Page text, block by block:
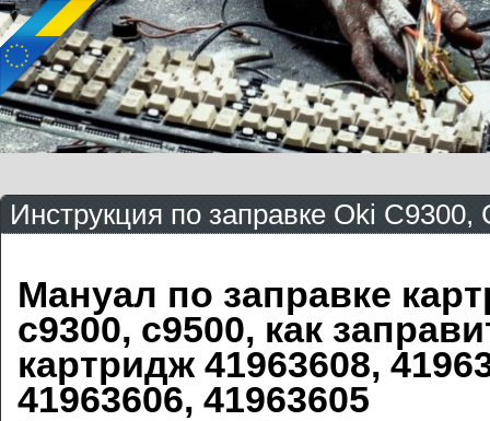
Инструкция по заправке Oki C9300,
Мануал по заправке
c9300, c9500, как
картридж 41963608,
41963606, 41963605